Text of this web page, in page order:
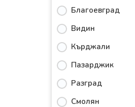
Благоевград
Видин
Кърджали
Пазарджик
Разград
Смолян